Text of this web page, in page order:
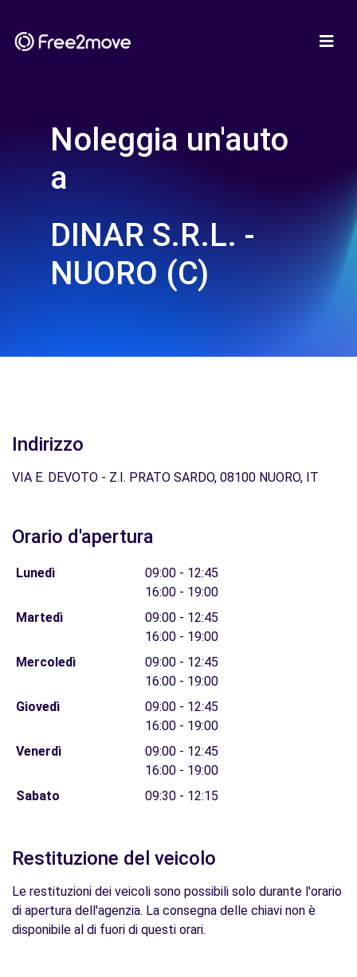
Noleggia un'auto
a
DINAR S.R.L. -
NUORO (C)
Indirizzo
VIA E. DEVOTO - Z.I. PRATO SARDO, 08100 NUORO, IT
Orario d'apertura
Lunedì
09:00 - 12:45
16:00 - 19:00
Martedì
09:00 - 12:45
16:00 - 19:00
Mercoledì
09:00 - 12:45
16:00 - 19:00
Giovedì
09:00 - 12:45
16:00 - 19:00
Venerdì
09:00 - 12:45
16:00 - 19:00
Sabato
09:30 - 12:15
Restituzione del veicolo
Le restituzioni dei veicoli sono possibili solo durante l'orario
di apertura dell'agenzia. La consegna delle chiavi non è
disponibile al di fuori di questi orari.